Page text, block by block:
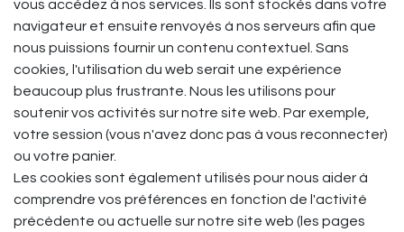
vous accédez à nos services. Ils sont stockés dans votre
navigateur et ensuite renvoyés à nos serveurs afin que
nous puissions fournir un contenu contextuel. Sans
cookies, l'utilisation du web serait une expérience
beaucoup plus frustrante. Nous les utilisons pour
soutenir vos activités sur notre site web. Par exemple,
votre session (vous n'avez donc pas à vous reconnecter)
ou votre panier.
Les cookies sont également utilisés pour nous aider à
comprendre vos préférences en fonction de l'activité
précédente ou actuelle sur notre site web (les pages